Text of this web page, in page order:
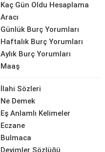
Kaç Gün Oldu Hesaplama
Aracı
Günlük Burç Yorumları
Haftalık Burç Yorumları
Aylık Burç Yorumları
Maaş
İlahi Sözleri
Ne Demek
Eş Anlamlı Kelimeler
Eczane
Bulmaca
Deyimler Sözlüğü